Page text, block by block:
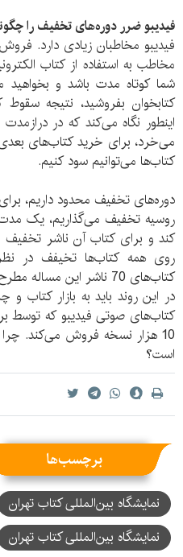
فیدیبو ضرر دوره‌های تخفیف را
فیدیبو مخاطبان زیادی دارد.
مخاطب به استفاده از کتاب
شما کوتاه مدت باشد و
کتابخوان بفروشید، نتیجه
اینطور نگاه می‌کند که در
می‌خرد، برای خرید کتاب‌های
کتاب‌ها می‌توانیم سود کنیم.
دوره‌های تخفیف محدود داریم،
روسیه تخفیف می‌گذاریم، یک
کند و برای کتاب آن ناشر تخفیف
روی همه کتاب‌ها تخیفف در
کتاب‌های 70 ناشر این مساله مطرح است.
در این روند باید به بازار کتاب
کتاب‌های صوتی فیدیبو که توسط
10 هزار نسخه فروش می‌کند. چرا
است؟
برچسب‌ها
نمایشگاه بین‌المللی کتاب تهران
نمایشگاه بین‌‌المللی کتاب تهران